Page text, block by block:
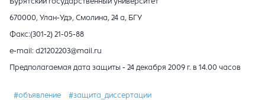
670000, Улан-Удэ, Смолина, 24 а, БГУ
Факс:(301-2) 21-05-88
e-mail: d21202203@mail.ru
Предполагаемая дата защиты - 24 декабря 2009 г. в 14.00 часов
#объявление #защита_диссертации